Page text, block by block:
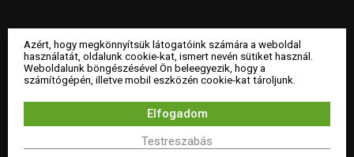
MAGAZIN
Hírek
Év lakberendezője pályázatok
Azért, hogy megkönnyítsük látogatóink számára a weboldal
használatát, oldalunk cookie-kat, ismert nevén sütiket használ.
Weboldalunk böngészésével Ön beleegyezik, hogy a
számítógépén, illetve mobil eszközén cookie-kat tároljunk.
Testreszabás
Elfogadom